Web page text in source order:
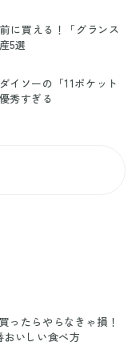
に買える！「グランス
5選
イソーの「11ポケット
秀すぎる
ったらやらなきゃ損！
おいしい食べ方